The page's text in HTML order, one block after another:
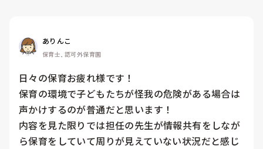
ありんこ
保育士, 認可外保育園
日々の保育お疲れ様です！
保育の環境で子どもたちが怪我の危険がある場合は
声かけするのが普通だと思います！
内容を見た限りでは担任の先生が情報共有をしなが
ら保育をしていて周りが見えていない状況だと感じ